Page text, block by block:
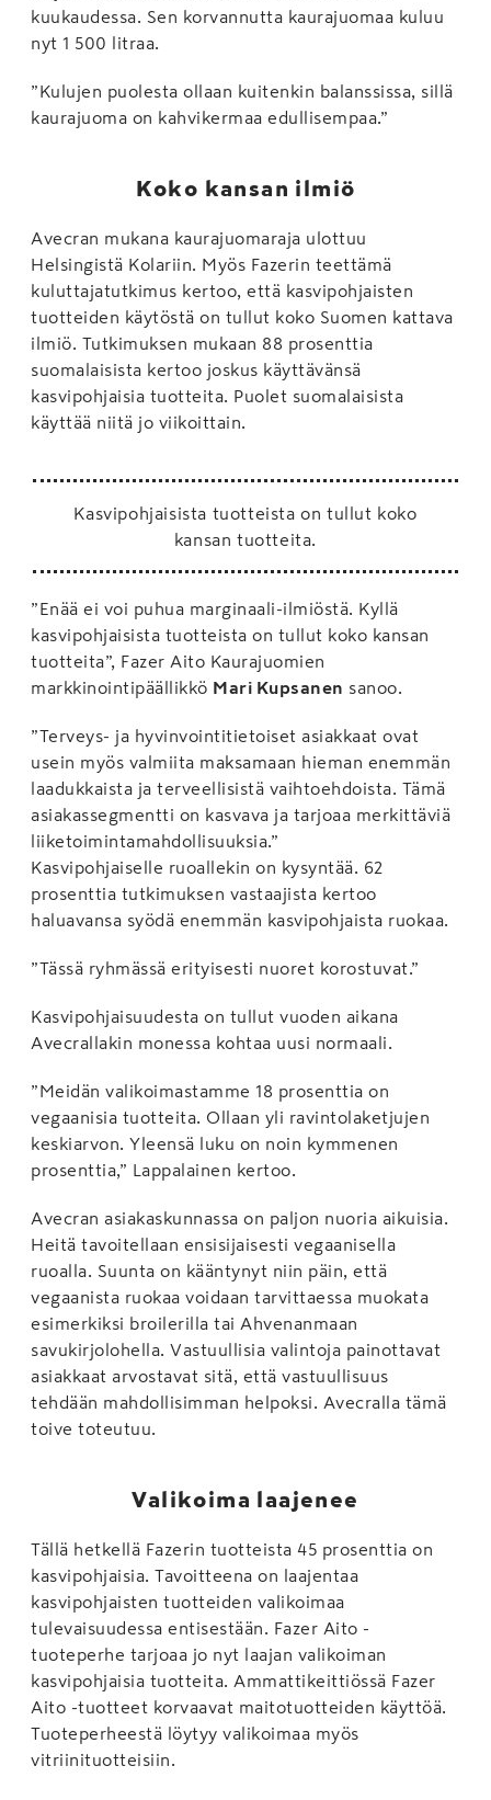
kuukaudessa. Sen korvannutta kaurajuomaa kuluu
nyt 1 500 litraa.
”Kulujen puolesta ollaan kuitenkin balanssissa, sillä
kaurajuoma on kahvikermaa edullisempaa.”
Koko kansan ilmiö
Avecran mukana kaurajuomaraja ulottuu
Helsingistä Kolariin. Myös Fazerin teettämä
kuluttajatutkimus kertoo, että kasvipohjaisten
tuotteiden käytöstä on tullut koko Suomen kattava
ilmiö. Tutkimuksen mukaan 88 prosenttia
suomalaisista kertoo joskus käyttävänsä
kasvipohjaisia tuotteita. Puolet suomalaisista
käyttää niitä jo viikoittain.
Kasvipohjaisista tuotteista on tullut koko
kansan tuotteita.
”Enää ei voi puhua marginaali-ilmiöstä. Kyllä
kasvipohjaisista tuotteista on tullut koko kansan
tuotteita”, Fazer Aito Kaurajuomien
markkinointipäällikkö Mari Kupsanen sanoo.
”Terveys- ja hyvinvointitietoiset asiakkaat ovat
usein myös valmiita maksamaan hieman enemmän
laadukkaista ja terveellisistä vaihtoehdoista. Tämä
asiakassegmentti on kasvava ja tarjoaa merkittäviä
liiketoimintamahdollisuuksia.”
Kasvipohjaiselle ruoallekin on kysyntää. 62
prosenttia tutkimuksen vastaajista kertoo
haluavansa syödä enemmän kasvipohjaista ruokaa.
”Tässä ryhmässä erityisesti nuoret korostuvat.”
Kasvipohjaisuudesta on tullut vuoden aikana
Avecrallakin monessa kohtaa uusi normaali.
”Meidän valikoimastamme 18 prosenttia on
vegaanisia tuotteita. Ollaan yli ravintolaketjujen
keskiarvon. Yleensä luku on noin kymmenen
prosenttia,” Lappalainen kertoo.
Avecran asiakaskunnassa on paljon nuoria aikuisia.
Heitä tavoitellaan ensisijaisesti vegaanisella
ruoalla. Suunta on kääntynyt niin päin, että
vegaanista ruokaa voidaan tarvittaessa muokata
esimerkiksi broilerilla tai Ahvenanmaan
savukirjolohella. Vastuullisia valintoja painottavat
asiakkaat arvostavat sitä, että vastuullisuus
tehdään mahdollisimman helpoksi. Avecralla tämä
toive toteutuu.
Valikoima laajenee
Tällä hetkellä Fazerin tuotteista 45 prosenttia on
kasvipohjaisia. Tavoitteena on laajentaa
kasvipohjaisten tuotteiden valikoimaa
tulevaisuudessa entisestään. Fazer Aito -
tuoteperhe tarjoaa jo nyt laajan valikoiman
kasvipohjaisia tuotteita. Ammattikeittiössä Fazer
Aito -tuotteet korvaavat maitotuotteiden käyttöä.
Tuoteperheestä löytyy valikoimaa myös
vitriinituotteisiin.